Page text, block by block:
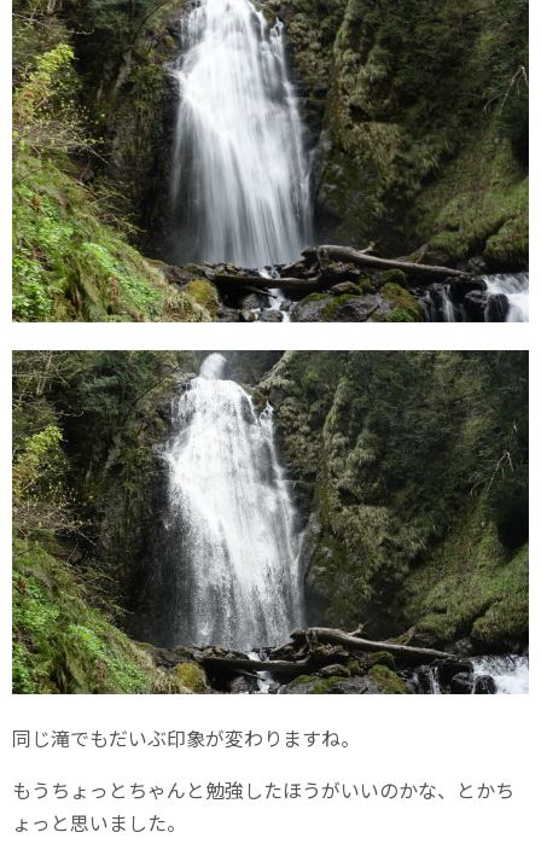
同じ滝でもだいぶ印象が変わりますね。
もうちょっとちゃんと勉強したほうがいいのかな、とかち
ょっと思いました。